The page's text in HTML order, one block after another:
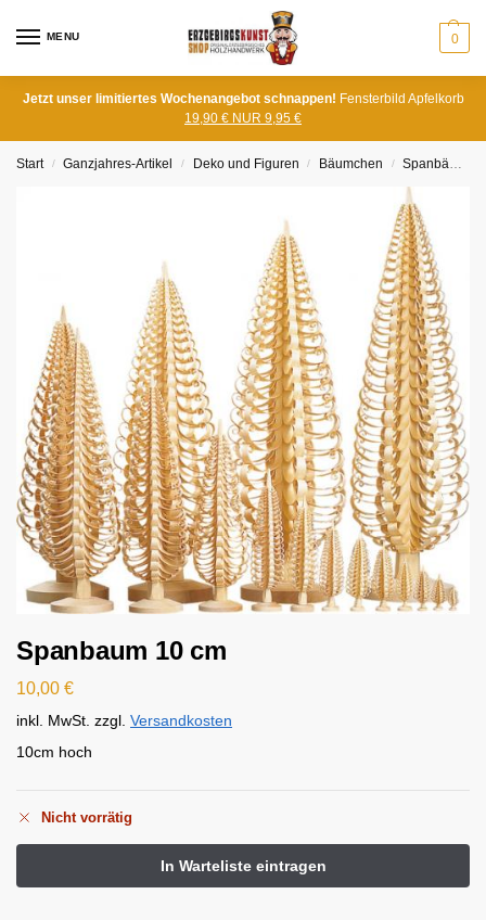
MENU 0
Jetzt unser limitiertes Wochenangebot schnappen! Fensterbild Apfelkorb
19,90 € NUR 9,95 €
Start / Ganzjahres-Artikel / Deko und Figuren / Bäumchen / Spanbäume
Spanbaum 10 cm
10,00 €
inkl. MwSt. zzgl. Versandkosten
10cm hoch
Nicht vorrätig